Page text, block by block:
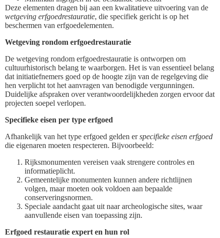
Deze elementen dragen bij aan een kwalitatieve uitvoering van de
wetgeving erfgoedrestauratie, die specifiek gericht is op het
beschermen van erfgoedelementen.
Wetgeving rondom erfgoedrestauratie
De wetgeving rondom erfgoedrestauratie is ontworpen om
cultuurhistorisch belang te waarborgen. Het is van essentieel belang
dat initiatiefnemers goed op de hoogte zijn van de regelgeving die
hen verplicht tot het aanvragen van benodigde vergunningen.
Duidelijke afspraken over verantwoordelijkheden zorgen ervoor dat
projecten soepel verlopen.
Specifieke eisen per type erfgoed
Afhankelijk van het type erfgoed gelden erspecifieke eisen erfgoed
die eigenaren moeten respecteren. Bijvoorbeeld:
Rijksmonumenten vereisen vaak strengere controles en
informatieplicht.
Gemeentelijke monumenten kunnen andere richtlijnen
volgen, maar moeten ook voldoen aan bepaalde
conserveringsnormen.
Speciale aandacht gaat uit naar archeologische sites, waar
aanvullende eisen van toepassing zijn.
Erfgoed restauratie expert en hun rol